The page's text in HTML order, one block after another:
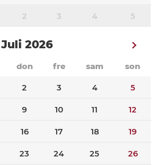
2 3 4 5
Juli 2026
don fre sam son
2 3 4 5
9 10 11 12
16 17 18 19
23 24 25 26